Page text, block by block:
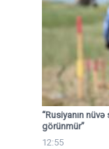
“Rusiyanın
görünmür”
12:55